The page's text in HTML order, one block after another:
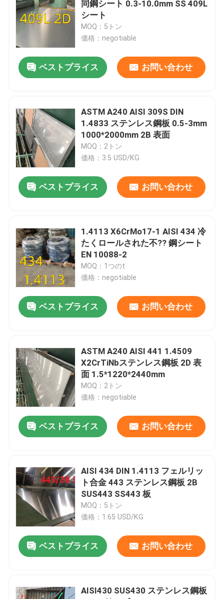
製品
ビデオ
わたしたち に つい て
品質管理
連絡 ください
ニュース
引金 を 求め て ください
冷間圧延されたステンレス鋼 シート
つや出しのステンレス鋼の版
ステンレス鋼のストリップのコイル
ステンレス鋼の溶接された管
ステンレス鋼の継ぎ目が無い管
ステンレス鋼の丸棒
同鋼シート 0.3-10.0mm SS 409L
シート
MOQ：5トン
価格：negotiable
ベストプライス お問い合わせ
ASTM A240 AISI 309S DIN
1.4833 ステンレス鋼板 0.5-3mm
1000*2000mm 2B 表面
MOQ：2トン
価格：3.5 USD/KG
ベストプライス お問い合わせ
1.4113 X6CrMo17-1 AISI 434 冷
たくロールされた不?? 鋼シート
EN 10088-2
MOQ：1つのt
価格：negotiable
ベストプライス お問い合わせ
ASTM A240 AISI 441 1.4509
X2CrTiNbステンレス鋼板 2D 表
面 1.5*1220*2440mm
MOQ：2トン
価格：negotiable
ベストプライス お問い合わせ
AISI 434 DIN 1.4113 フェルリッ
ト合金 443 ステンレス鋼板 2B
SUS443 SS443 板
MOQ：5トン
価格：1.65 USD/KG
ベストプライス お問い合わせ
AISI430 SUS430 ステンレス鋼板